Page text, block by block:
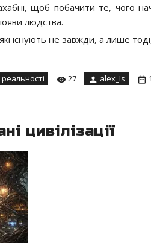
щоб побачити те, чого
людства.
існують не завжди, а лише
реальності 27 alex_Is
цивілізації